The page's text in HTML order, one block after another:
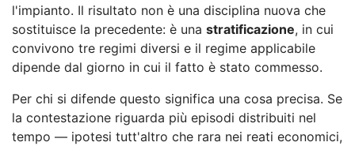
l'impianto. Il risultato non è una disciplina nuova che
sostituisce la precedente: è una stratificazione, in cui
convivono tre regimi diversi e il regime applicabile
dipende dal giorno in cui il fatto è stato commesso.
Per chi si difende questo significa una cosa precisa. Se
la contestazione riguarda più episodi distribuiti nel
tempo — ipotesi tutt'altro che rara nei reati economici,